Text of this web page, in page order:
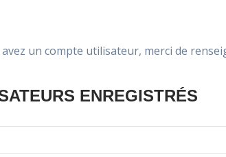
un compte utilisateur, merci de
ENREGISTRÉS